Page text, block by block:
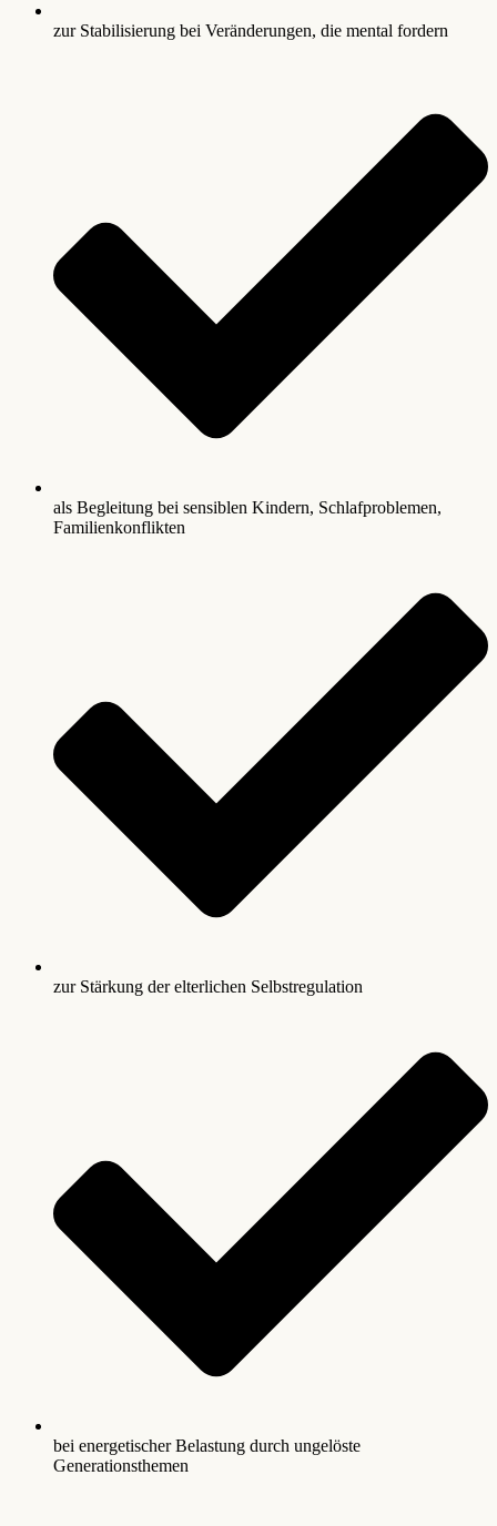
zur Stabilisierung bei Veränderungen, die mental fordern
als Begleitung bei sensiblen Kindern, Schlafproblemen,
Familienkonflikten
zur Stärkung der elterlichen Selbstregulation
bei energetischer Belastung durch ungelöste
Generationsthemen